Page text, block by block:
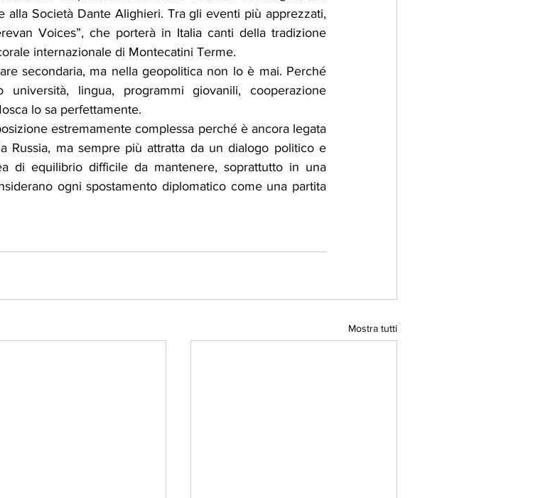
alla Società Dante Alighieri. Tra gli eventi più apprezzati,
Voices”, che porterà in Italia canti della tradizione
internazionale di Montecatini Terme.
secondaria, ma nella geopolitica non lo è mai. Perché
università, lingua, programmi giovanili, cooperazione
lo sa perfettamente.
estremamente complessa perché è ancora legata
Russia, ma sempre più attratta da un dialogo politico e
di equilibrio difficile da mantenere, soprattutto in una
ogni spostamento diplomatico come una partita
Mostra tutti